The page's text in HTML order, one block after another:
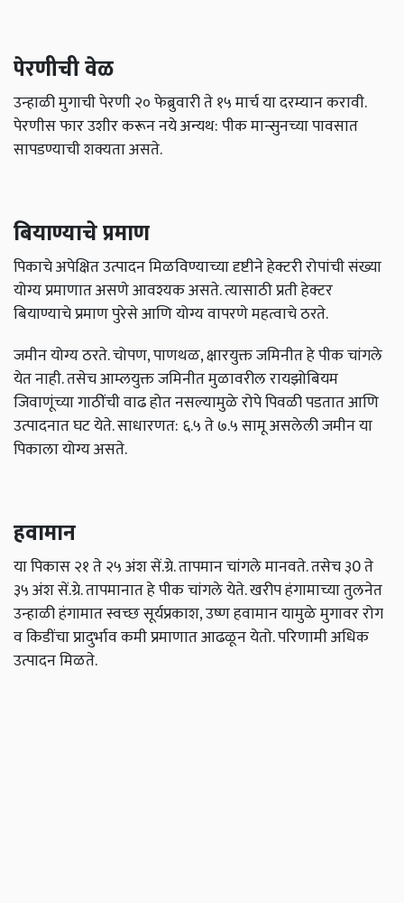
पेरणीची वेळ
उन्हाळी मुगाची पेरणी २० फेब्रुवारी ते १५ मार्च या दरम्यान करावी.
पेरणीस फार उशीर करून नये अन्यथ: पीक मान्सुनच्या पावसात
सापडण्याची शक्यता असते.
बियाण्याचे प्रमाण
पिकाचे अपेक्षित उत्पादन मिळविण्याच्या दृष्टीने हेक्टरी रोपांची संख्या
योग्य प्रमाणात असणे आवश्यक असते. त्यासाठी प्रती हेक्टर
बियाण्याचे प्रमाण पुरेसे आणि योग्य वापरणे महत्वाचे ठरते.
जमीन योग्य ठरते. चोपण, पाणथळ, क्षारयुक्त जमिनीत हे पीक चांगले
येत नाही. तसेच आम्लयुक्त जमिनीत मुळावरील रायझोबियम
जिवाणूंच्या गाठींची वाढ होत नसल्यामुळे रोपे पिवळी पडतात आणि
उत्पादनात घट येते. साधारणत: ६.५ ते ७.५ सामू असलेली जमीन या
पिकाला योग्य असते.
हवामान
या पिकास २१ ते २५ अंश सें.ग्रे. तापमान चांगले मानवते. तसेच ३0 ते
३५ अंश सें.ग्रे. तापमानात हे पीक चांगले येते. खरीप हंगामाच्या तुलनेत
उन्हाळी हंगामात स्वच्छ सूर्यप्रकाश, उष्ण हवामान यामुळे मुगावर रोग
व किडींचा प्रादुर्भाव कमी प्रमाणात आढळून येतो. परिणामी अधिक
उत्पादन मिळते.